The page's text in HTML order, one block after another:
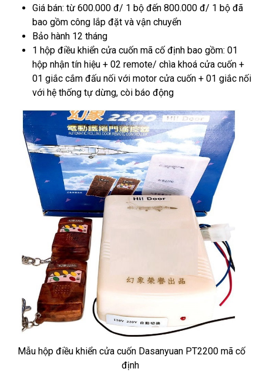
Giá bán: từ 600.000 đ/ 1 bộ đến 800.000 đ/ 1 bộ đã
bao gồm công lắp đặt và vận chuyển
Bảo hành 12 tháng
1 hộp điều khiển cửa cuốn mã cố định bao gồm: 01
hộp nhận tín hiệu + 02 remote/ chìa khoá cửa cuốn +
01 giắc cắm đấu nối với motor cửa cuốn + 01 giắc nối
với hệ thống tự dừng, còi báo động
Mẫu hộp điều khiển cửa cuốn Dasanyuan PT2200 mã cố
định